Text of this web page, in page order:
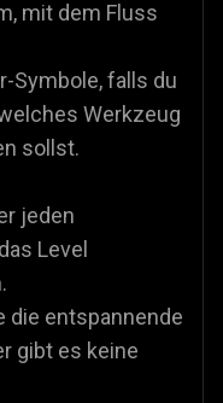
mit dem Fluss
Symbole, falls du
Werkzeug
sollst.
jeden
Level
die entspannende
gibt es keine